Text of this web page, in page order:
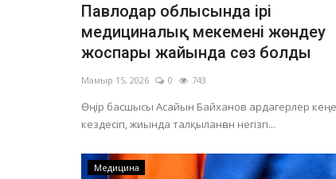
Павлодар облысында ірі
медициналық мекемені жөндеу
жоспары жайында сөз болды
Мамыр 15, 2026 0 743
Өңір басшысы Асайын Байханов ардагерлер
кездесіп, жиында талқыланған негізгі...
Медицина